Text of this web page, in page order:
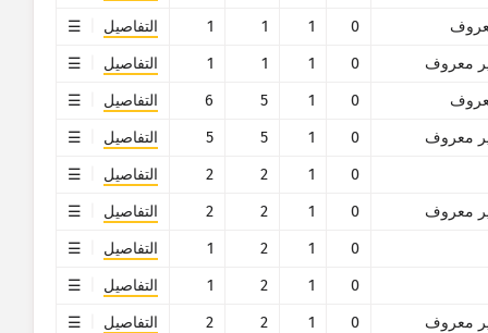
0
1
1
1
التفاصيل
معروف
0
1
1
1
التفاصيل
0
1
5
6
التفاصيل
معروف
0
1
5
5
التفاصيل
0
1
2
2
التفاصيل
معروف
0
1
2
2
التفاصيل
0
1
2
1
التفاصيل
0
1
2
1
التفاصيل
معروف
0
1
2
2
التفاصيل